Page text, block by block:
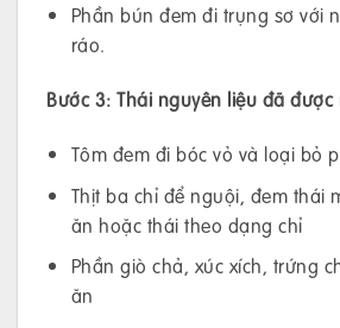
Phần bún đem đi trụng sơ với
ráo.
Bước 3: Thái nguyên liệu đã
Tôm đem đi bóc vỏ và loại bỏ
Thịt ba chỉ để nguội, đem thái
ăn hoặc thái theo dạng chỉ
Phần giò chả, xúc xích, trứng
ăn